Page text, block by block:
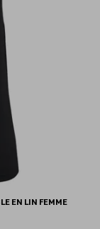
EN LIN FEMME